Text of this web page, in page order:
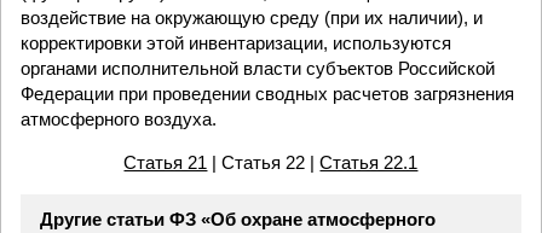
воздействие на окружающую среду (при их наличии), и
корректировки этой инвентаризации, используются
органами исполнительной власти субъектов Российской
Федерации при проведении сводных расчетов загрязнения
атмосферного воздуха.
Статья 21 | Статья 22 |Статья 22.1
Другие статьи ФЗ «Об охране атмосферного